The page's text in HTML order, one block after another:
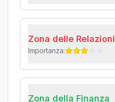
Zona delle Relazioni
Importanza:
Zona della Finanza